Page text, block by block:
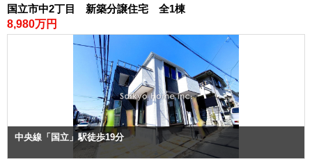
国立市中2丁目 新築分譲住宅 全1棟
8,980万円
中央線「国立」駅徒歩19分